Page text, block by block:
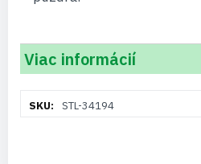
Viac informácií
informáciíSTL-34194